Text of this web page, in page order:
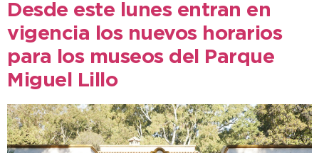
Desde este lunes entran en
vigencia los nuevos horarios
para los museos del Parque
Miguel Lillo